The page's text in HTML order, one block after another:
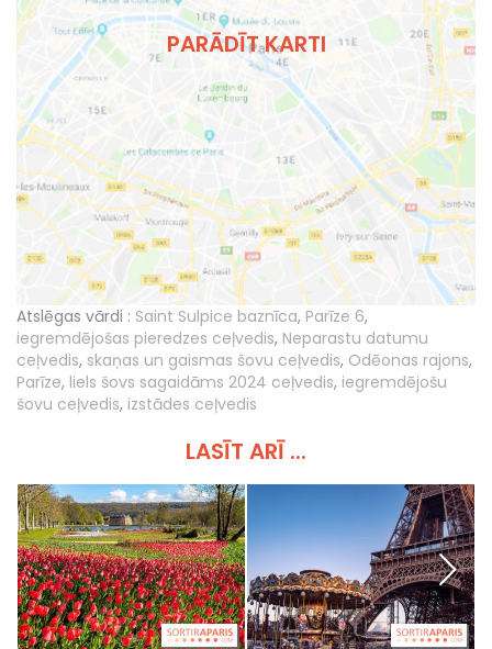
PARĀDĪT KARTI
Atslēgas vārdi : Saint Sulpice baznīca, Parīze 6,
iegremdējošas pieredzes ceļvedis, Neparastu datumu
ceļvedis, skaņas un gaismas šovu ceļvedis, Odēonas rajons,
Parīze, liels šovs sagaidāms 2024 ceļvedis, iegremdējošu
šovu ceļvedis, izstādes ceļvedis
LASĪT ARĪ ...